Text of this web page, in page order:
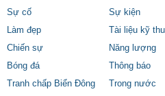
Sự cố
Sự kiện
Làm đẹp
Tài liệu kỹ
Chiến sự
Năng lượng
Bóng đá
Thông báo
Tranh chấp Biển Đông
Trong nước